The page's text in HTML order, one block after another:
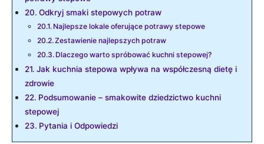
Odkryj smaki stepowych potraw
Najlepsze lokale oferujące⁤ potrawy stepowe
Zestawienie najlepszych potraw
Dlaczego warto spróbować kuchni stepowej?
Jak kuchnia stepowa ⁣wpływa na współczesną dietę i
zdrowie
Podsumowanie – smakowite dziedzictwo kuchni
stepowej
Pytania⁢ i Odpowiedzi